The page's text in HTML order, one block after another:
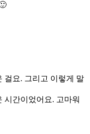
걸요. 그리고 이렇게 말
시간이었어요. 고마워